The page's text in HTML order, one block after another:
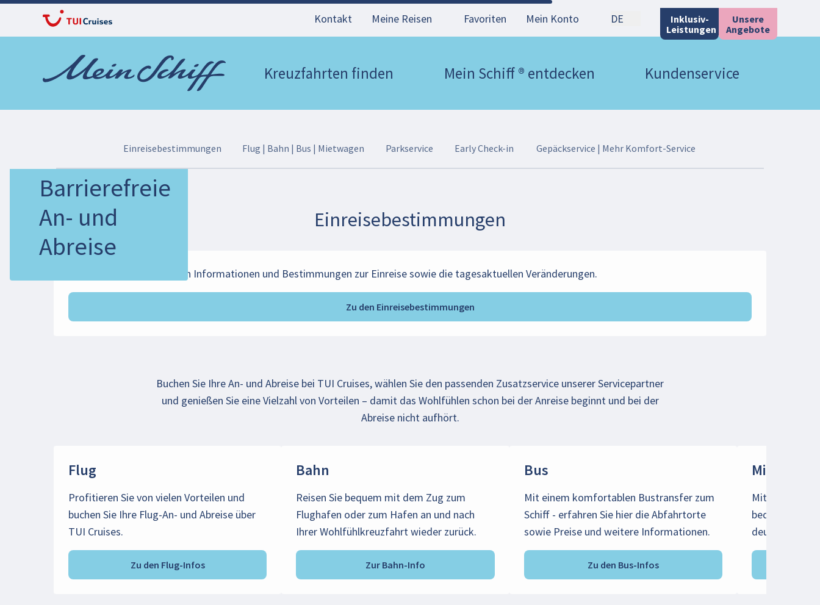
Kontakt Meine Reisen Favoriten Mein Konto DE
Inklusiv-
Leistungen
Unsere
Angebote
Kreuzfahrten finden Mein Schiff ® entdecken Kundenservice
Barrierefreie
An- und
Abreise
Einreisebestimmungen Flug | Bahn | Bus | Mietwagen Parkservice Early Check-in Gepäckservice | Mehr Komfort-Service
Einreisebestimmungen
Beachten Sie die wichtigen Informationen und Bestimmungen zur Einreise sowie die tagesaktuellen Veränderungen.
Zu den Einreisebestimmungen
Buchen Sie Ihre An- und Abreise bei TUI Cruises, wählen Sie den passenden Zusatzservice unserer Servicepartner
und genießen Sie eine Vielzahl von Vorteilen – damit das Wohlfühlen schon bei der Anreise beginnt und bei der
Abreise nicht aufhört.
Flug
Profitieren Sie von vielen Vorteilen und
buchen Sie Ihre Flug-An- und Abreise über
TUI Cruises.
Zu den Flug-Infos
Bahn
Reisen Sie bequem mit dem Zug zum
Flughafen oder zum Hafen an und nach
Ihrer Wohlfühlkreuzfahrt wieder zurück.
Zur Bahn-Info
Bus
Mit einem komfortablen Bustransfer zum
Schiff - erfahren Sie hier die Abfahrtorte
sowie Preise und weitere Informationen.
Zu den Bus-Infos
Mit TUI
bequem mit
deutschen